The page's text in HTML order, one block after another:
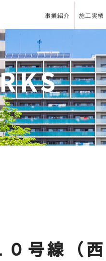
事業紹介 施工実績
０号線（